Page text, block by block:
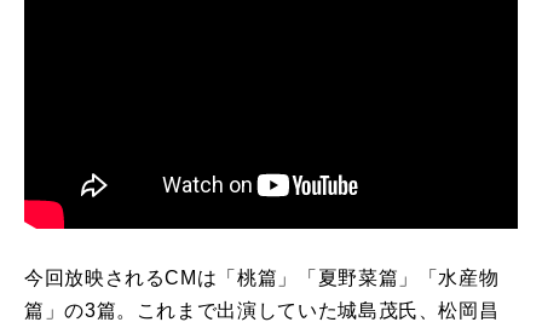
今回放映されるCMは「桃篇」「夏野菜篇」「水産物
篇」の3篇。これまで出演していた城島茂氏、松岡昌